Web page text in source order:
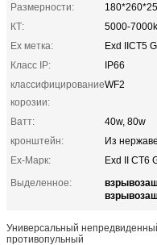
Размерности:
КТ:
5000-7000k
Ex метка:
Exd IICT5
Класс IP:
IP66
классифицирование
корозии:
WF2
Ватт:
40w, 80w
кронштейн:
Из
Ex-Марк:
Exd II CT6
Выделенное:
Универсальный
противопульный